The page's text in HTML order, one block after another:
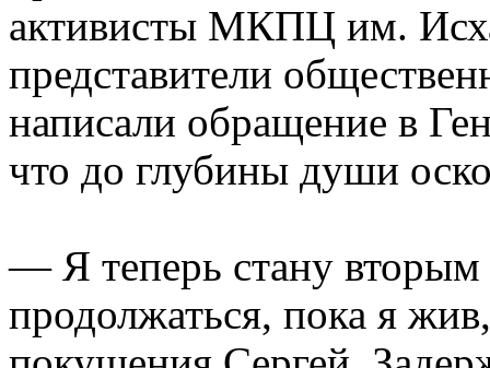
активисты МКПЦ им.
представители
написали обращение в
что до глубины души
— Я теперь стану вторым
продолжаться, пока я